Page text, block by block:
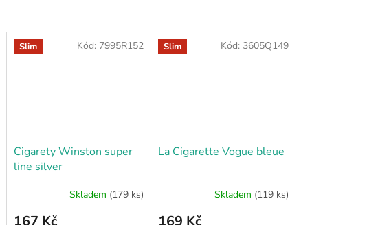
Slim
Cigarety Winston super
line silver
Skladem (179 ks)
167 Kč
Kód: 7995R152 Slim
La Cigarette Vogue bleue
Skladem (119 ks)
169 Kč
Kód: 3605Q149